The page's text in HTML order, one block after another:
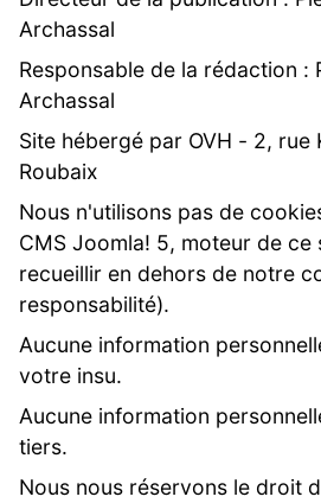
Archassal
Responsable de la rédaction :
Archassal
Site hébergé par OVH - 2, rue
Roubaix
Nous n'utilisons pas de
CMS Joomla! 5, moteur de ce
recueillir en dehors de notre
responsabilité).
Aucune information
votre insu.
Aucune information
tiers.
Nous nous réservons le droit